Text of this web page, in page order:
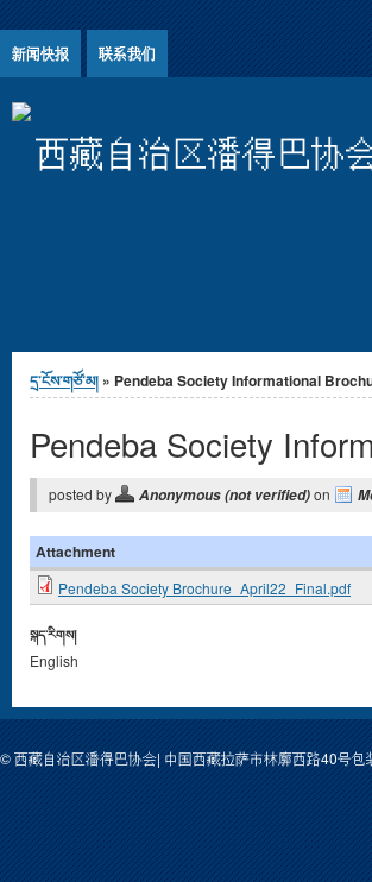
新闻快报 联系我们
西藏自治区潘得巴协
You are here
དྲ་ངོས་གཙོ་མ། » Pendeba Society Informational
Pendeba Society
posted by Anonymous (not verified)on
Attachment
Pendeba Society Brochure_April22_Final.pdf
སྐད་རིགས།
English
© 西藏自治区潘得巴协会| 中国西藏拉萨市林廓西路40号